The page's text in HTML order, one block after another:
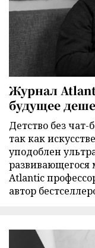
Журнал
будущее
Детство без чат-
так как
уподоблен
развивающегося
Atlantic
автор